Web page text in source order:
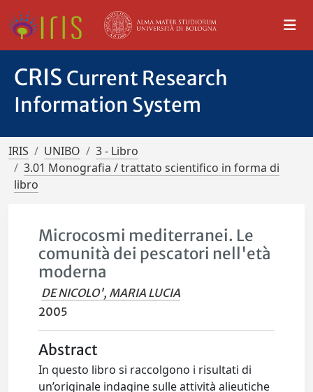
CRIS Current Research
Information System
IRIS UNIBO
3 - Libro
3.01 Monografia / trattato scientifico in forma di
libro
Microcosmi mediterranei. Le
comunità dei pescatori nell'età
moderna
DE NICOLO', MARIA LUCIA
2005
Abstract
In questo libro si raccolgono i risultati di
un’originale indagine sulle attività alieutiche